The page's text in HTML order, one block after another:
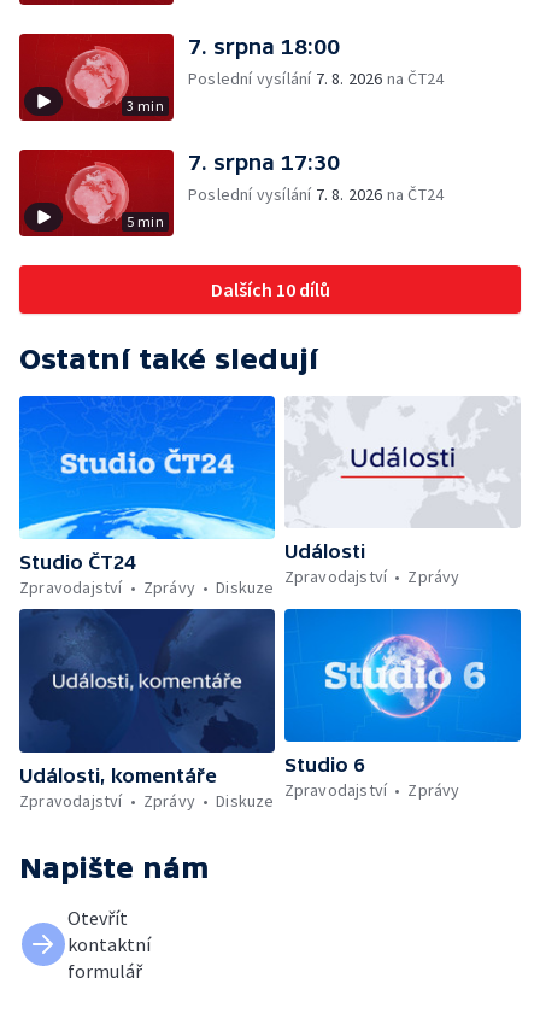
3 min
7. srpna 18:00
Poslední vysílání 7. 8. 2026 na ČT24
5 min
7. srpna 17:30
Poslední vysílání 7. 8. 2026 na ČT24
Dalších 10 dílů
Ostatní také sledují
Studio ČT24
Zpravodajství
Zprávy Diskuze
Události
Zpravodajství
Zprávy
Události, komentáře
Zpravodajství
Zprávy Diskuze
Studio 6
Zpravodajství
Zprávy
Napište nám
Otevřít
kontaktní
formulář